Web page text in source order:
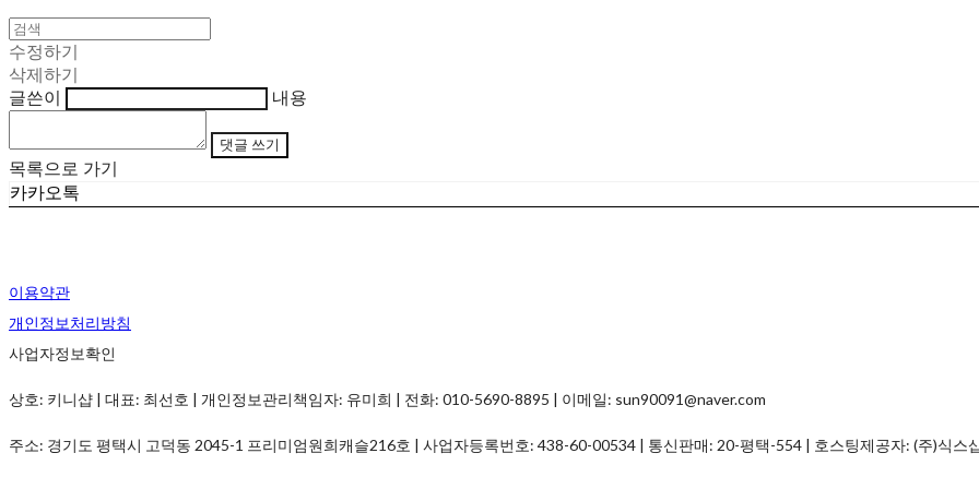
수정하기
삭제하기
글쓴이
내용
댓글 쓰기
목록으로 가기
카카오톡
이용약관
개인정보처리방침
사업자정보확인
상호: 키니샵 | 대표: 최선호 | 개인정보관리책임자: 유미희 | 전화: 010-5690-8895 | 이메일: sun90091@naver.com
주소: 경기도 평택시 고덕동 2045-1 프리미엄원희캐슬216호 | 사업자등록번호: 438-60-00534 | 통신판매: 20-평택-554 | 호스팅제공자: (주)식스